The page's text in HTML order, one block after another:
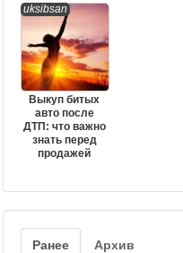
uksibsan
Выкуп битых
авто после
ДТП: что важно
знать перед
продажей
Ранее Архив